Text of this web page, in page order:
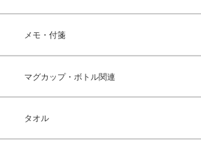
メモ・付箋
マグカップ・ボトル関連
タオル